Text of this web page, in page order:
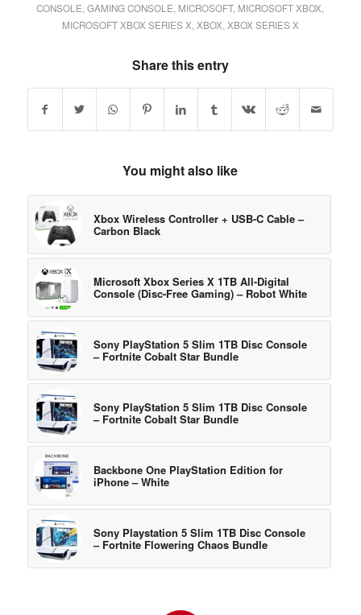
CONSOLE ,GAMING CONSOLE MICROSOFT, MICROSOFT XBOX
MICROSOFT XBOX SERIES X XBOX XBOX SERIES X
Share this entry
You might also like
Xbox Wireless Controller + USB-C Cable –
Carbon Black
Microsoft Xbox Series X 1TB All-Digital
Console (Disc-Free Gaming) – Robot White
Sony PlayStation 5 Slim 1TB Disc Console
– Fortnite Cobalt Star Bundle
Sony PlayStation 5 Slim 1TB Disc Console
– Fortnite Cobalt Star Bundle
Backbone One PlayStation Edition for
iPhone – White
Sony Playstation 5 Slim 1TB Disc Console
– Fortnite Flowering Chaos Bundle